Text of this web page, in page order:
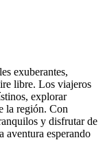
exuberantes,
libre. Los viajeros
explorar
la región. Con
y disfrutar de
aventura esperando